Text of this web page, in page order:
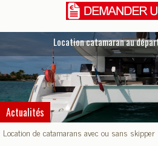
Location catamaran au
Actualités
Location de catamarans avec ou sans skipper